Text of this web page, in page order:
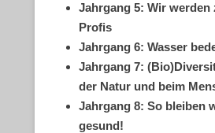
Jahrgang 5: Wir werden
Profis
Jahrgang 6: Wasser
Jahrgang 7:
der Natur und beim
Jahrgang 8: So bleiben
gesund!